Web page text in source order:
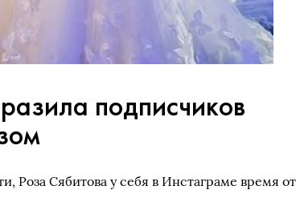
подписчиков
Роза Сябитова у себя в Инстаграме время от